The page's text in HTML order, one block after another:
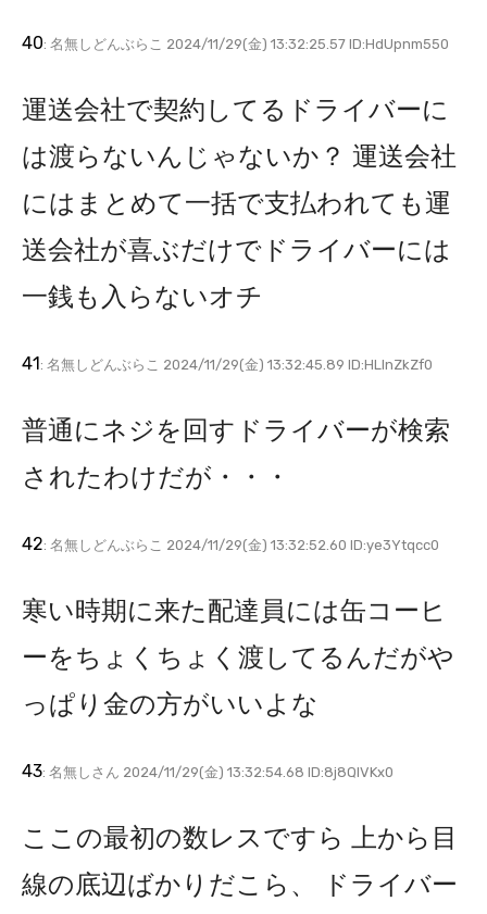
40: 名無しどんぶらこ 2024/11/29(金) 13:32:25.57 ID:HdUpnm550
運送会社で契約してるドライバーに
は渡らないんじゃないか？ 運送会社
にはまとめて一括で支払われても運
送会社が喜ぶだけでドライバーには
一銭も入らないオチ
41: 名無しどんぶらこ 2024/11/29(金) 13:32:45.89 ID:HLInZkZf0
普通にネジを回すドライバーが検索
されたわけだが・・・
42: 名無しどんぶらこ 2024/11/29(金) 13:32:52.60 ID:ye3Ytqcc0
寒い時期に来た配達員には缶コーヒ
ーをちょくちょく渡してるんだがや
っぱり金の方がいいよな
43: 名無しさん 2024/11/29(金) 13:32:54.68 ID:8j8QIVKx0
ここの最初の数レスですら 上から目
線の底辺ばかりだこら、 ドライバー